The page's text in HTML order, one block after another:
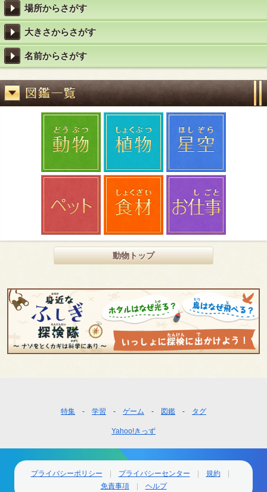
場所からさがす
大きさからさがす
名前からさがす
動物トップ
ー
ナ
ビ
特集 学習 ゲーム 図鑑 タグ
Yahoo!きっず
プライバシーポリシー プライバシーセンター
規約
免責事項
ヘルプ